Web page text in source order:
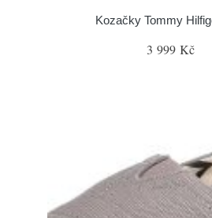
Kozačky Tommy
3 999 Kč